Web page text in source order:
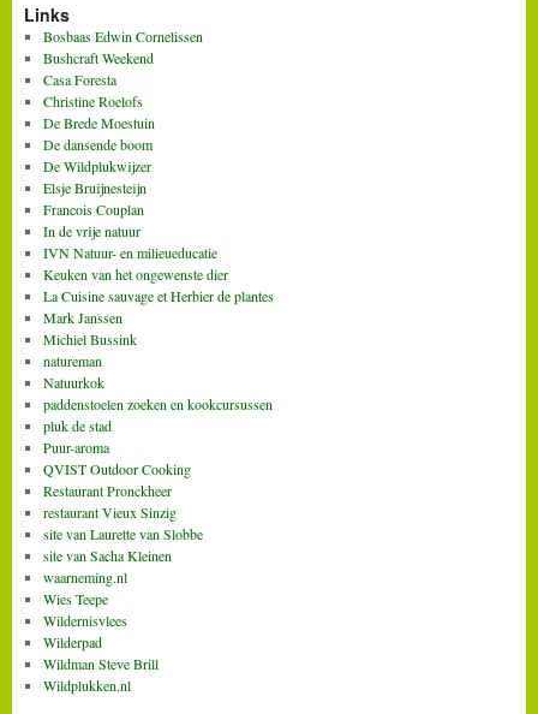
Links
Bosbaas Edwin Cornelissen
Bushcraft Weekend
Casa Foresta
Christine Roelofs
De Brede Moestuin
De dansende boom
De Wildplukwijzer
Elsje Bruijnesteijn
Francois Couplan
In de vrije natuur
IVN Natuur- en milieueducatie
Keuken van het ongewenste dier
La Cuisine sauvage et Herbier de plantes
Mark Janssen
Michiel Bussink
natureman
Natuurkok
paddenstoelen zoeken en kookcursussen
pluk de stad
Puur-aroma
QVIST Outdoor Cooking
Restaurant Pronckheer
restaurant Vieux Sinzig
site van Laurette van Slobbe
site van Sacha Kleinen
waarneming.nl
Wies Teepe
Wildernisvlees
Wilderpad
Wildman Steve Brill
Wildplukken.nl